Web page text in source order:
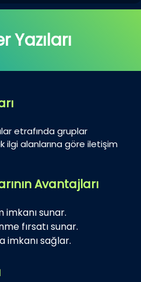
Yazıları
etrafında gruplar
ilgi alanlarına göre iletişim
Avantajları
imkanı sunar.
fırsatı sunar.
imkanı sağlar.